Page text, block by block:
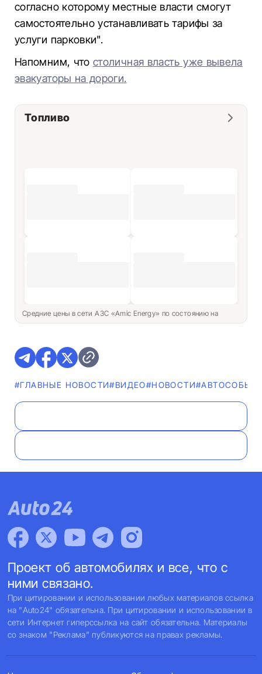
согласно которому местные власти смогут
самостоятельно устанавливать тарифы за
услуги парковки".
Напомним, чтостоличная власть уже вывела
эвакуаторы на дороги.
Топливо
Средние цены в сети АЗС «Amic Energy» по состоянию на
#ГЛАВНЫЕ НОВОСТИ#ВИДЕО#НОВОСТИ
Проект об автомобилях и все, что с
ними связано.
При цитировании и использовании любых материалов ссылка
на "Auto24" обязательна. При цитировании и использовании в
сети Интернет гиперссылка на сайт обязательна. Материалы
со знаком "Реклама" публикуются на правах рекламы.